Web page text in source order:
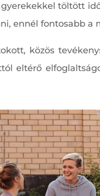
töltött
ennél fontosabb a
közös
eltérő